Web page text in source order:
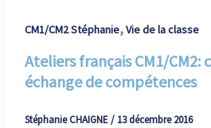
CM1/CM2 Stéphanie,Vie de la classe
Ateliers français CM1/
échange de compétences
Stéphanie CHAIGNE/ 13 décembre 2016